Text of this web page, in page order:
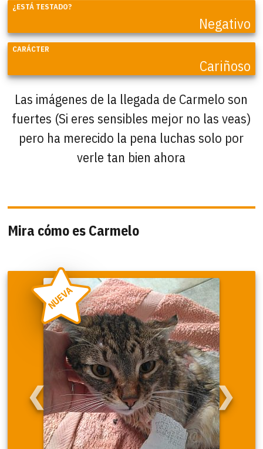
¿ESTÁ TESTADO?
Negativo
CARÁCTER
Cariñoso
Las imágenes de la llegada de Carmelo son
fuertes (Si eres sensibles mejor no las veas)
pero ha merecido la pena luchas solo por
verle tan bien ahora
Mira cómo es Carmelo
❮ ❯
NUEVA